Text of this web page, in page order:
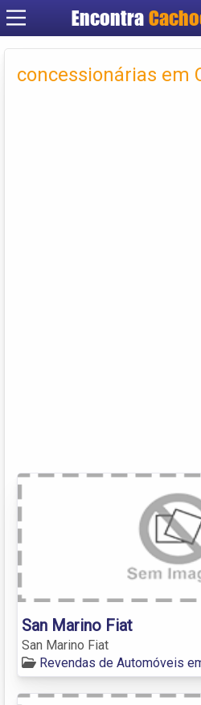
Encontra
Criar
concessionárias em
San Marino Fiat
San Marino Fiat
Revendas de Automóveis